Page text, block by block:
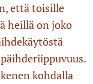
että toisille
heillä on joko
kohdalla